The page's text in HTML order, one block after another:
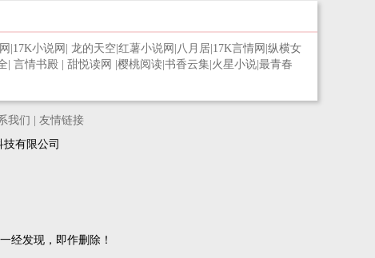
17K小说网 龙的天空 红薯小说网 八月居 17K言情网 纵横女
言情书殿 甜悦读网 樱桃阅读 书香云集 火星小说 最青春
我们
友情链接
技有限公司
经发现，即作删除！